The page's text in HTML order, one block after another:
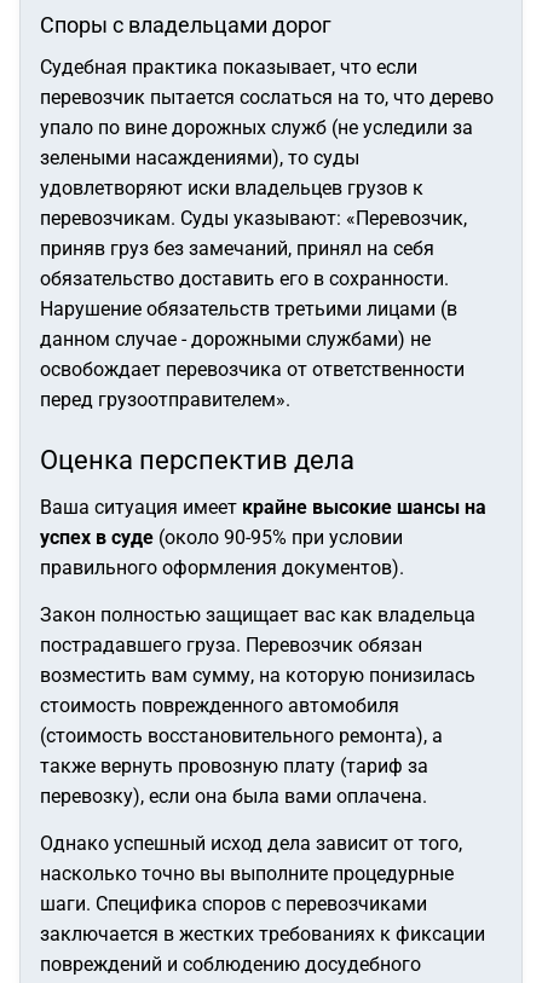
Споры с владельцами дорог
Судебная практика показывает, что если
перевозчик пытается сослаться на то, что дерево
упало по вине дорожных служб (не уследили за
зелеными насаждениями), то суды
удовлетворяют иски владельцев грузов к
перевозчикам. Суды указывают: «Перевозчик,
приняв груз без замечаний, принял на себя
обязательство доставить его в сохранности.
Нарушение обязательств третьими лицами (в
данном случае - дорожными службами) не
освобождает перевозчика от ответственности
перед грузоотправителем».
Оценка перспектив дела
Ваша ситуация имеет крайне высокие шансы на
успех в суде (около 90-95% при условии
правильного оформления документов).
Закон полностью защищает вас как владельца
пострадавшего груза. Перевозчик обязан
возместить вам сумму, на которую понизилась
стоимость поврежденного автомобиля
(стоимость восстановительного ремонта), а
также вернуть провозную плату (тариф за
перевозку), если она была вами оплачена.
Однако успешный исход дела зависит от того,
насколько точно вы выполните процедурные
шаги. Специфика споров с перевозчиками
заключается в жестких требованиях к фиксации
повреждений и соблюдению досудебного